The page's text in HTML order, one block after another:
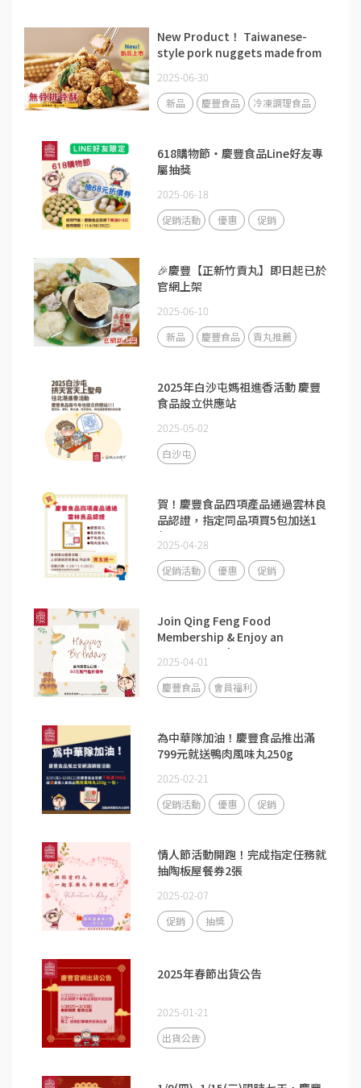
New Product！ Taiwanese-
style pork nuggets made from
2025-06-30
新品 慶豐食品 冷凍調理食品
618購物節・慶豐食品Line好友專
屬抽獎
2025-06-18
促銷活動 優惠 促銷
🎉慶豐【正新竹貢丸】即日起已於
官網上架
2025-06-10
新品 慶豐食品 貢丸推薦
2025年白沙屯媽祖進香活動 慶豐
食品設立供應站
2025-05-02
白沙屯
賀！慶豐食品四項產品通過雲林良
品認證，指定同品項買5包加送1
包。
2025-04-28
促銷活動 優惠 促銷
Join Qing Feng Food
Membership & Enjoy an
Exclusive NT$50 Birthday Gift.
2025-04-01
慶豐食品 會員福利
為中華隊加油！慶豐食品推出滿
799元就送鴨肉風味丸250g
2025-02-21
促銷活動 優惠 促銷
情人節活動開跑！完成指定任務就
抽陶板屋餐券2張
2025-02-07
促銷 抽獎
2025年春節出貨公告
2025-01-21
出貨公告